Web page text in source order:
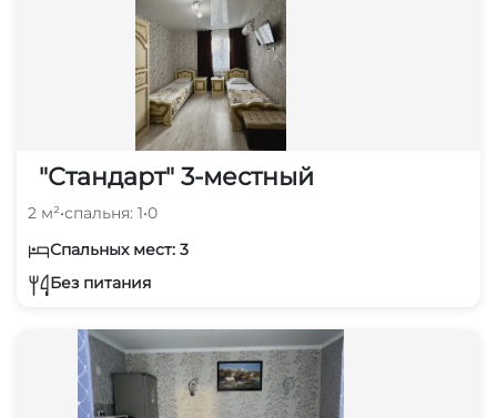
"Стандарт" 3-местный
2 м²•спальня: 1•0
Спальных мест: 3
Без питания